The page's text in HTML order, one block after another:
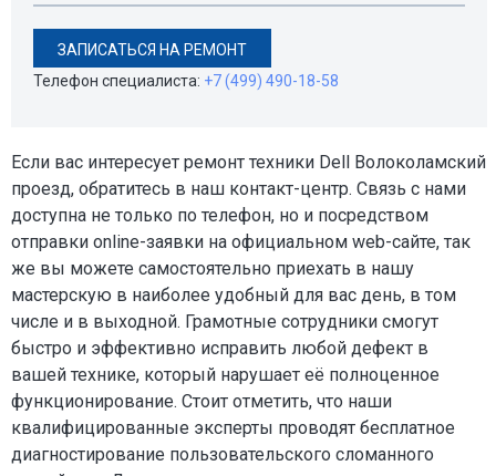
ЗАПИСАТЬСЯ НА РЕМОНТ
Телефон специалиста: +7 (499) 490-18-58
Если вас интересует ремонт техники Dell Волоколамский
проезд, обратитесь в наш контакт-центр. Связь с нами
доступна не только по телефон, но и посредством
отправки online-заявки на официальном web-сайте, так
же вы можете самостоятельно приехать в нашу
мастерскую в наиболее удобный для вас день, в том
числе и в выходной. Грамотные сотрудники смогут
быстро и эффективно исправить любой дефект в
вашей технике, который нарушает её полноценное
функционирование. Стоит отметить, что наши
квалифицированные эксперты проводят бесплатное
диагностирование пользовательского сломанного